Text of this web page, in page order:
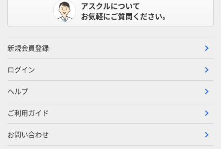
アスクルについて
お気軽にご質問ください。
新規会員登録
ログイン
ヘルプ
ご利用ガイド
お問い合わせ